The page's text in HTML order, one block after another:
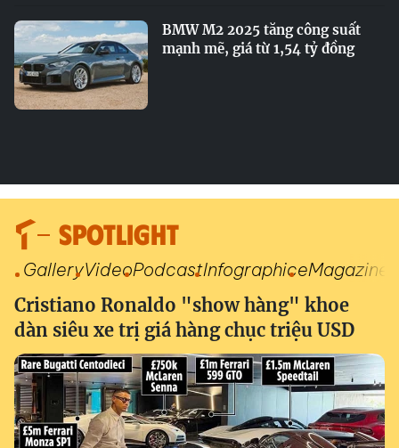
BMW M2 2025 tăng công suất
mạnh mẽ, giá từ 1,54 tỷ đồng
SPOTLIGHT
GalleryVideoPodcastInfographiceMagazine
Cristiano Ronaldo "show hàng" khoe
dàn siêu xe trị giá hàng chục triệu USD